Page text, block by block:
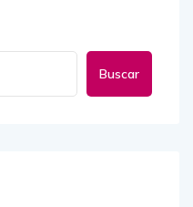
Buscar